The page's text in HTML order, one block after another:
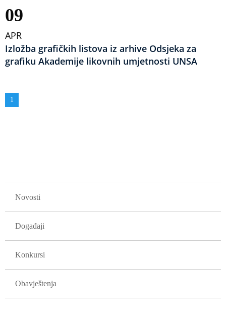
09
APR
Izložba grafičkih listova iz arhive Odsjeka za
grafiku Akademije likovnih umjetnosti UNSA
Obilježavanje
strana
Aktuelna
1
Novosti
Događaji
Konkursi
Obavještenja